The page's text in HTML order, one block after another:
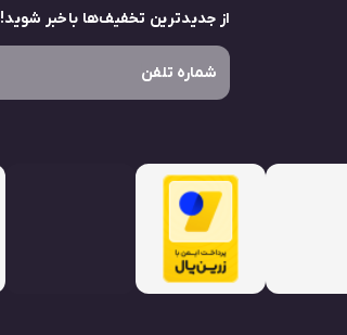
از جدید‌ترین تخفیف‌ها باخبر شوید!